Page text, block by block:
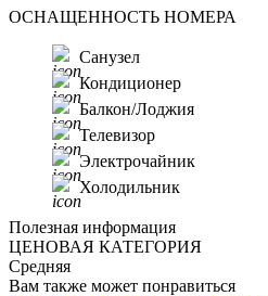
ОСНАЩЕННОСТЬ НОМЕРА
Санузел
Кондиционер
Балкон/Лоджия
Телевизор
Электрочайник
Холодильник
Полезная информация
ЦЕНОВАЯ КАТЕГОРИЯ
Средняя
Вам также может понравиться